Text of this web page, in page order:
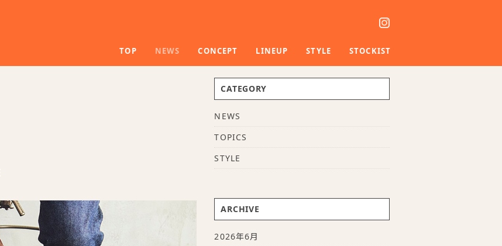
TOP NEWS CONCEPT LINEUP STYLE STOCKIST
CATEGORY
NEWS
TOPICS
STYLE
ARCHIVE
2026年6月